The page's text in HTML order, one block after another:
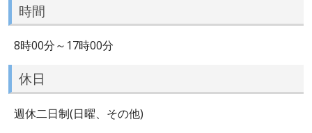
時間
8時00分～17時00分
休日
週休二日制(日曜、その他)